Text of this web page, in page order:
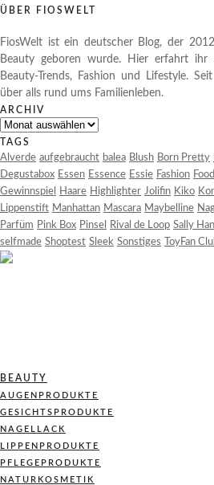
ÜBER FIOSWELT
FiosWelt ist ein deutscher Blog, der
Beauty geboren wurde. Hier erfahrt ihr
Beauty-Trends, Fashion und Lifestyle.
über alls rund ums Familienleben.
ARCHIV
Archiv
TAGS
Alverde aufgebraucht balea Blush Born Pretty
Degustabox Essen Essence Essie Fashion Food
Gewinnspiel
Haare Highlighter Jolifin Kiko
Lippenstift Manhattan Mascara Maybelline
Parfüm Pink Box Pinsel Rival de Loop Sally
selfmade Shoptest Sleek Sonstiges ToyFan
BEAUTY
AUGENPRODUKTE
GESICHTSPRODUKTE
NAGELLACK
LIPPENPRODUKTE
PFLEGEPRODUKTE
NATURKOSMETIK